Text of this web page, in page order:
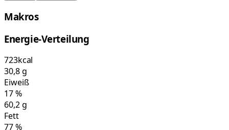
Makros
Energie-Verteilung
723kcal
30,8g
Eiweiß
17%
60,2g
Fett
77%